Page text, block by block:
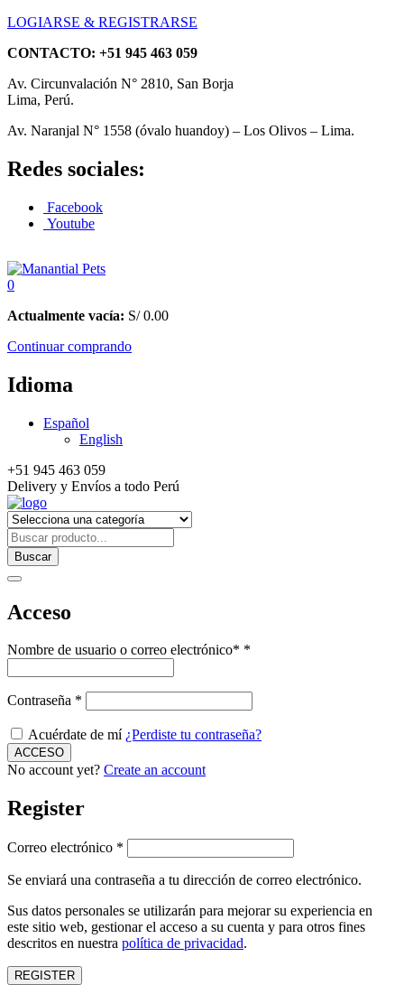
LOGIARSE & REGISTRARSE
CONTACTO: +51 945 463 059
Av. Circunvalación N° 2810, San Borja
Lima, Perú.
Av. Naranjal N° 1558 (óvalo huandoy) – Los Olivos – Lima.
Redes sociales:
Facebook
Youtube
0
Actualmente vacía: S/0.00
Continuar comprando
Idioma
Español
English
+51 945 463 059
Delivery y Envíos a todo Perú
Buscar
Acceso
Nombre de usuario o correo electrónico* *
Contraseña *
Acuérdate de mí¿Perdiste tu contraseña?
No account yet? Create an account
Register
Correo electrónico *
Se enviará una contraseña a tu dirección de correo electrónico.
Sus datos personales se utilizarán para mejorar su experiencia en
este sitio web, gestionar el acceso a su cuenta y para otros fines
descritos en nuestra política de privacidad.
REGISTER